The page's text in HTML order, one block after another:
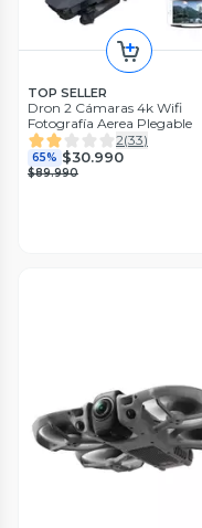
TOP SELLER
Dron 2 Cámaras 4k Wifi
Fotografía Aerea Plegable
2(33)
65% $30.990
$89.990